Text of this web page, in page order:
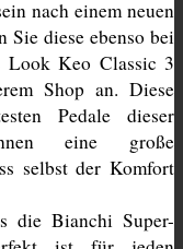
nach einem neuen
Sie diese ebenso bei
Keo Classic 3
Shop an. Diese
Pedale dieser
eine große
selbst der Komfort
die Bianchi Super-